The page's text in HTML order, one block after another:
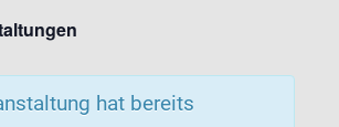
hat bereits